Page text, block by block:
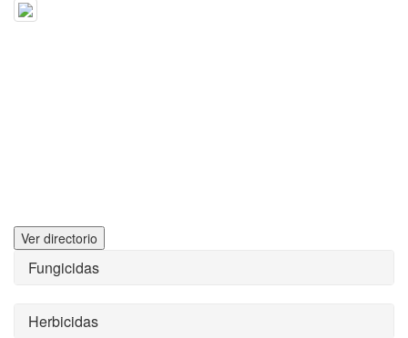
Ver directorio
Fungicidas
Herbicidas